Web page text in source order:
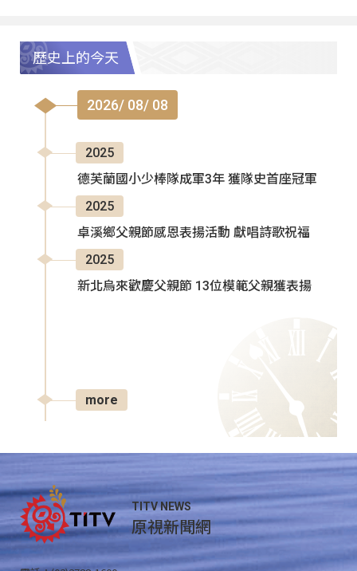
歷史上的今天
2026/ 08/ 08
2025
德芙蘭國小少棒隊成軍3年 獲隊史首座冠軍
2025
卓溪鄉父親節感恩表揚活動 獻唱詩歌祝福
2025
新北烏來歡慶父親節 13位模範父親獲表揚
more
TITV NEWS
原視新聞網